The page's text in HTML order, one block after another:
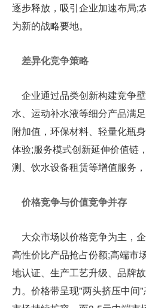
逐步释放，吸引企业加速布局;
为新的战略要地。
差异化竞争策略
企业通过品类创新构建竞争
水、运动补水液等细分产品满
附加值，环保材料、轻量化瓶
体验;服务模式创新延伸价值链
测、饮水设备租赁等增值服务
价格竞争与价值竞争并存
大众市场以价格竞争为主，
高性价比产品抢占份额;高端市
地认证、生产工艺升级、品牌
力。价格带呈现"两头挤压中间